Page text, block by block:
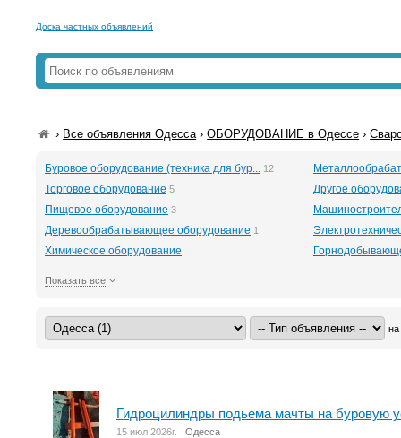
Доска частных объявлений
› Все объявления Одесса›ОБОРУДОВАНИЕ в Одессе ›
Буровое оборудование (техника для бур... 12
Торговое оборудование 5
Другое
Пищевое оборудование 3
Деревообрабатывающее оборудование 1
Химическое оборудование
Показать все
на
Гидроцилиндры подьема мачты на буровую
15 июл 2026г. Одесса